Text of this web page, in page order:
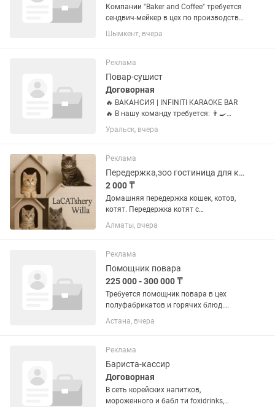
Компании "Baker and Coffee" требуется
сендвич-мейкер в цех по производству
хлебобулочных и кондитерских
Соблюдение товарного...
Шымкент, вчера
Реклама
Повар-сушист
Договорная
🔥 ВАКАНСИЯ | INFINITI KARAOKE BAR
🔥 В нашу команду требуется: 👨🍳
СУШИСТ • ПИЦЦЕРИСТ • ПОВАР
ФАСТФУДА Если ты любишь свою
быстро и аккуратно — мы ждем
именно...
Уральск, вчера
Реклама
Передержка,зоо гостиница для кошек
2 000 ₸
Домашняя передержка кошек, котов,
котят. Передержка котят с
пристройством. Приглашаем
погостить ваших питомцев в нашем
перемещение, общение с людьми.
Качественные...
Алматы, вчера
Реклама
Помощник повара
225 000 - 300 000 ₸
Требуется помощник повара в цех
полуфабрикатов и горячих блюд.
(манты, пельмени, вареники и др.) 🔹
Обязанности: —помощь в
горячих блюд и салатов — Чистка и
нарезка...
Астана, вчера
Реклама
Бариста-кассир
Договорная
В сеть корейских напитков,
мороженного и бабл ти foxidrinks,